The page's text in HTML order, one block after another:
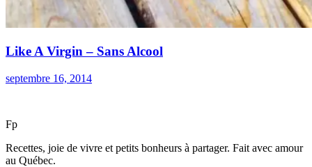
Like A Virgin – Sans Alcool
septembre 16, 2014
Fp
Recettes, joie de vivre et petits bonheurs à partager. Fait avec amour
au Québec.